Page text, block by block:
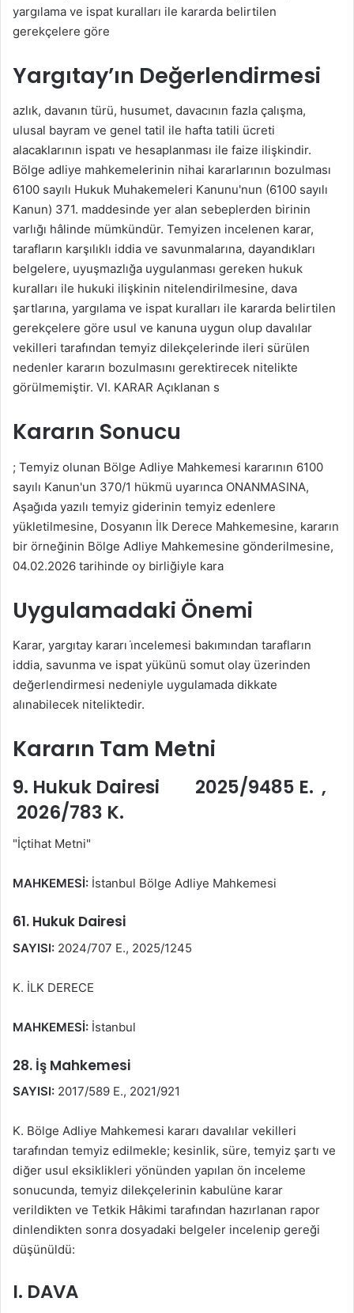
yargılama ve ispat kuralları ile kararda belirtilen
gerekçelere göre
Yargıtay’ın Değerlendirmesi
azlık, davanın türü, husumet, davacının fazla çalışma,
ulusal bayram ve genel tatil ile hafta tatili ücreti
alacaklarının ispatı ve hesaplanması ile faize ilişkindir.
Bölge adliye mahkemelerinin nihai kararlarının bozulması
6100 sayılı Hukuk Muhakemeleri Kanunu'nun (6100 sayılı
Kanun) 371. maddesinde yer alan sebeplerden birinin
varlığı hâlinde mümkündür. Temyizen incelenen karar,
tarafların karşılıklı iddia ve savunmalarına, dayandıkları
belgelere, uyuşmazlığa uygulanması gereken hukuk
kuralları ile hukuki ilişkinin nitelendirilmesine, dava
şartlarına, yargılama ve ispat kuralları ile kararda belirtilen
gerekçelere göre usul ve kanuna uygun olup davalılar
vekilleri tarafından temyiz dilekçelerinde ileri sürülen
nedenler kararın bozulmasını gerektirecek nitelikte
görülmemiştir. VI. KARAR Açıklanan s
Kararın Sonucu
; Temyiz olunan Bölge Adliye Mahkemesi kararının 6100
sayılı Kanun'un 370/1 hükmü uyarınca ONANMASINA,
Aşağıda yazılı temyiz giderinin temyiz edenlere
yükletilmesine, Dosyanın İlk Derece Mahkemesine, kararın
bir örneğinin Bölge Adliye Mahkemesine gönderilmesine,
04.02.2026 tarihinde oy birliğiyle kara
Uygulamadaki Önemi
Karar, yargıtay kararı i̇ncelemesi bakımından tarafların
iddia, savunma ve ispat yükünü somut olay üzerinden
değerlendirmesi nedeniyle uygulamada dikkate
alınabilecek niteliktedir.
Kararın Tam Metni
9. Hukuk Dairesi 2025/9485 E. ,
2026/783 K.
"İçtihat Metni"
MAHKEMESİ: İstanbul Bölge Adliye Mahkemesi
61. Hukuk Dairesi
SAYISI: 2024/707 E., 2025/1245
K. İLK DERECE
MAHKEMESİ: İstanbul
28. İş Mahkemesi
SAYISI: 2017/589 E., 2021/921
K. Bölge Adliye Mahkemesi kararı davalılar vekilleri
tarafından temyiz edilmekle; kesinlik, süre, temyiz şartı ve
diğer usul eksiklikleri yönünden yapılan ön inceleme
sonucunda, temyiz dilekçelerinin kabulüne karar
verildikten ve Tetkik Hâkimi tarafından hazırlanan rapor
dinlendikten sonra dosyadaki belgeler incelenip gereği
düşünüldü:
I. DAVA